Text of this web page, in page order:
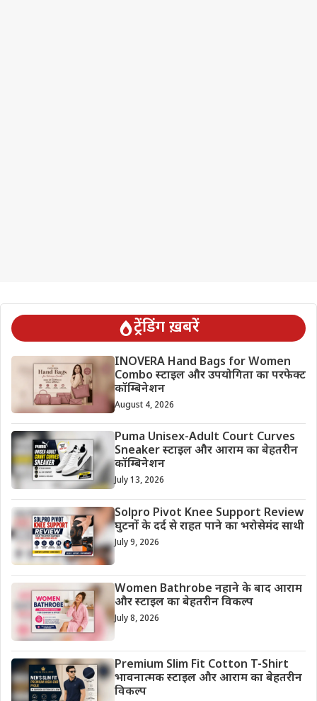
ट्रेंडिंग ख़बरें
INOVERA Hand Bags for Women
Combo स्टाइल और उपयोगिता का परफेक्ट
कॉम्बिनेशन
August 4, 2026
Puma Unisex-Adult Court Curves
Sneaker स्टाइल और आराम का बेहतरीन
कॉम्बिनेशन
July 13, 2026
Solpro Pivot Knee Support Review
घुटनों के दर्द से राहत पाने का भरोसेमंद साथी
July 9, 2026
Women Bathrobe नहाने के बाद आराम
और स्टाइल का बेहतरीन विकल्प
July 8, 2026
Premium Slim Fit Cotton T-Shirt
भावनात्मक स्टाइल और आराम का बेहतरीन
विकल्प